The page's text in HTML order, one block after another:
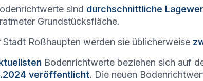
sind durchschnittliche
Grundstücksfläche.
Stadt Roßhaupten werden sie üblicherweise
Bodenrichtwerte beziehen sich auf
veröffentlicht. Die neuen